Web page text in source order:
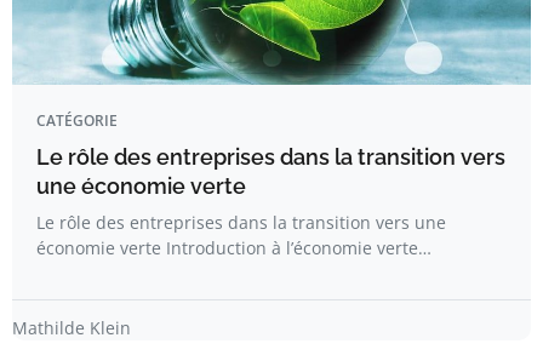
CATÉGORIE
Le rôle des entreprises dans la transition vers
une économie verte
Le rôle des entreprises dans la transition vers une
économie verte Introduction à l’économie verte…
Mathilde Klein